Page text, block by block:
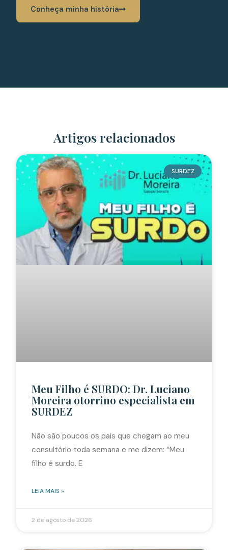
Conheça minha história
Artigos relacionados
SURDEZ
Meu Filho é SURDO: Dr. Luciano
Moreira otorrino especialista em
SURDEZ
Não são poucos os pais que chegam ao meu
consultório toda semana e me dizem: “Meu
filho é surdo. E
LEIA MAIS »
2 de agosto de 2026